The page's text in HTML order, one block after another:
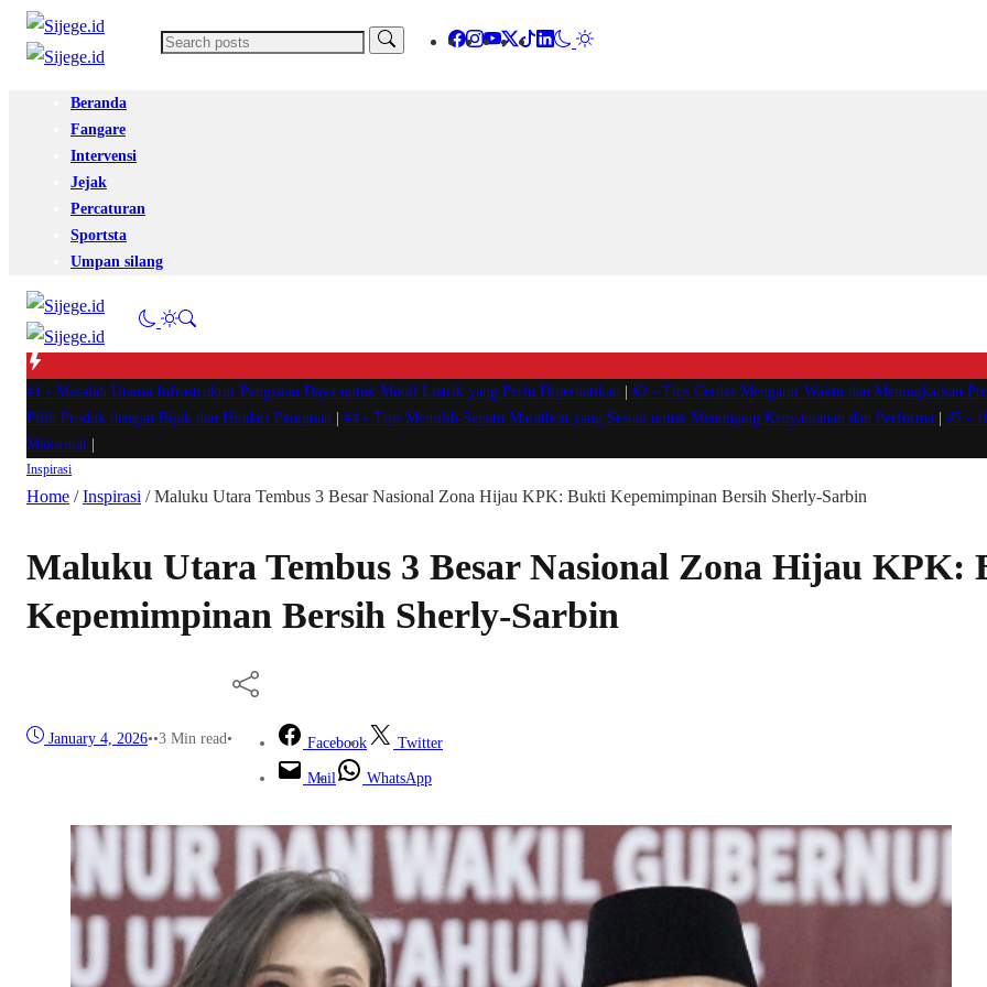
Beranda
Fangare
Intervensi
Jejak
Percaturan
Sportsta
Umpan silang
#1 - Masalah Utama Infrastruktur Pengisian Daya untuk Mobil Listrik yang Perlu Diperhatikan #2 - Tips Cerdas Mengatur Waktu dan Meningkatkan
Pilih Produk dengan Bijak dan Hindari Penipuan
#4 - Tips Memilih Sepatu Marathon yang Sesuai untuk Menunjang Kenyamanan dan Performa #5 -
Maksimal
Inspirasi
Home /Inspirasi /Maluku Utara Tembus 3 Besar Nasional Zona Hijau KPK: Bukti Kepemimpinan Bersih Sherly-Sarbin
Maluku Utara Tembus 3 Besar Nasional Zona Hijau KPK:
Kepemimpinan Bersih Sherly-Sarbin
January 4, 2026••3 Min read• Facebook Twitter
Mail WhatsApp